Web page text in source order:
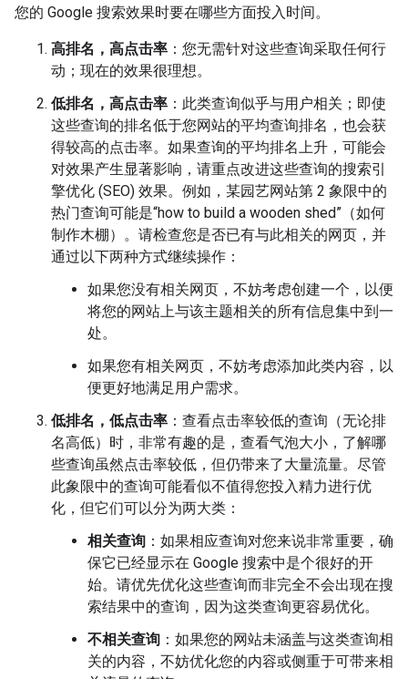
您的 Google 搜索效果时要在哪些方面投入时间。
高排名，高点击率 ：您无需针对这些查询采取任何行
动；现在的效果很理想。
低排名，高点击率 ：此类查询似乎与用户相关；即使
这些查询的排名低于您网站的平均查询排名，也会获
得较高的点击率。如果查询的平均排名上升，可能会
对效果产生显著影响，请重点改进这些查询的搜索引
擎优化 (SEO) 效果。例如，某园艺网站第 2 象限中的
热门查询可能是“how to build a wooden shed”（如何
制作木棚）。请检查您是否已有与此相关的网页，并
通过以下两种方式继续操作：
如果您没有相关网页，不妨考虑创建一个，以便
将您的网站上与该主题相关的所有信息集中到一
处。
如果您有相关网页，不妨考虑添加此类内容，以
便更好地满足用户需求。
低排名，低点击率 ：查看点击率较低的查询（无论排
名高低）时，非常有趣的是，查看气泡大小，了解哪
些查询虽然点击率较低，但仍带来了大量流量。尽管
此象限中的查询可能看似不值得您投入精力进行优
化，但它们可以分为两大类：
相关查询 ：如果相应查询对您来说非常重要，确
保它已经显示在 Google 搜索中是个很好的开
始。请优先优化这些查询而非完全不会出现在搜
索结果中的查询，因为这类查询更容易优化。
不相关查询 ：如果您的网站未涵盖与这类查询相
关的内容，不妨优化您的内容或侧重于可带来相